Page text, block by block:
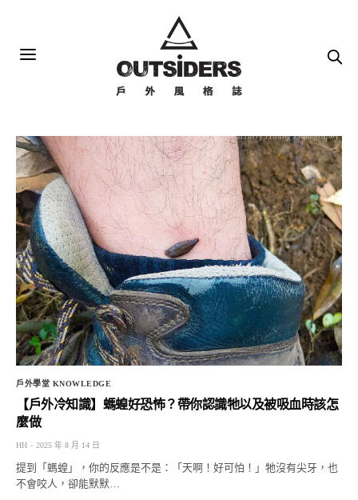
戶外學堂 KNOWLEDGE
【戶外冷知識】螞蝗好恐怖？帶你認識牠以及被吸血時該怎
麼做
HH 2025 年 8 月 14 日
提到「螞蝗」，你的反應是不是：「天啊！好可怕！」牠沒有尖牙，也
不會咬人，卻能默默…